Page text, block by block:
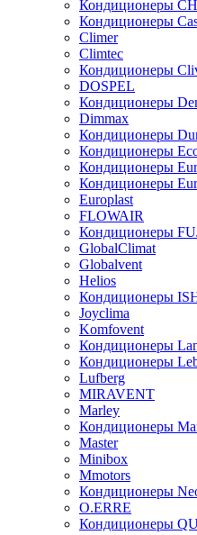
Кондиционеры
Кондиционеры
Climer
Climtec
Кондиционеры
DOSPEL
Кондиционеры
Dimmax
Кондиционеры
Кондиционеры
Кондиционеры
Кондиционеры
Europlast
FLOWAIR
Кондиционеры
GlobalClimat
Globalvent
Helios
Кондиционеры
Joyclima
Komfovent
Кондиционеры
Кондиционеры
Lufberg
MIRAVENT
Marley
Кондиционеры
Master
Minibox
Mmotors
Кондиционеры
O.ERRE
Кондиционеры